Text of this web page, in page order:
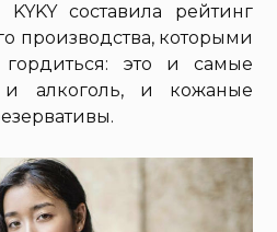
составила рейтинг
производства, которыми
это и самые
и алкоголь, и кожаные